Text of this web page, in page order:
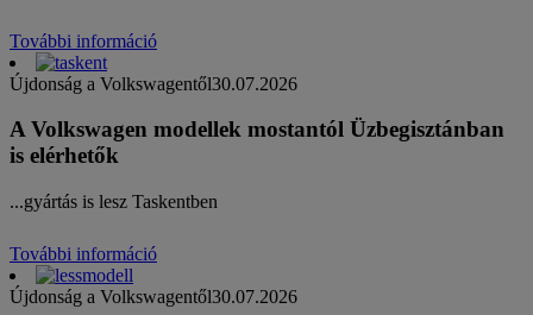
További információ
Újdonság a Volkswagentől30.07.2026
A Volkswagen modellek mostantól Üzbegisztánban
is elérhetők
...gyártás is lesz Taskentben
További információ
Újdonság a Volkswagentől30.07.2026